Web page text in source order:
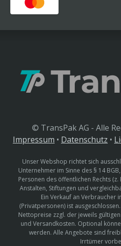
© TransPak AG - Alle
Impressum • Datenschutz •
Unser Webshop richtet sich
Unternehmer im Sinne des § 14
Personen des öffentlichen Rechts
Anstalten, Stiftungen und
Ein Verkauf an Verbraucher
(Privatpersonen) ist
Nettopreise zzgl. der jeweils
und Versandkosten. Optional
werden. Alle Angebote sind
Irrtümer